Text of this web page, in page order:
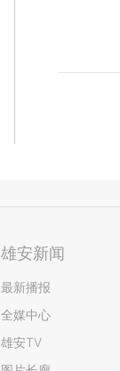
雄安新闻
最新播报
全媒中心
雄安TV